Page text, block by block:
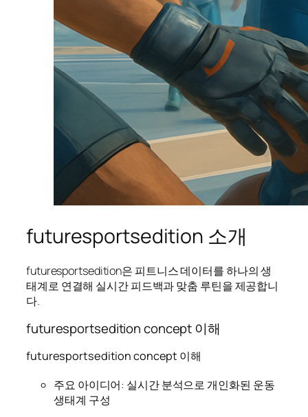
futuresportsedition 소개
futuresportsedition은 피트니스 데이터를 하나의 생
태계로 연결해 실시간 피드백과 맞춤 루틴을 제공합니
다.
futuresportsedition concept 이해
futuresportsedition concept 이해
주요 아이디어: 실시간 분석으로 개인화된 운동
생태계 구성